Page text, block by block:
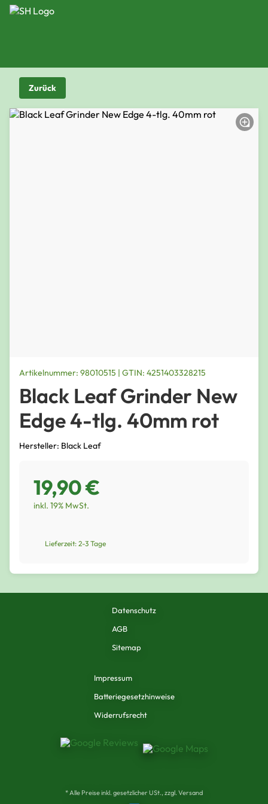
Zurück
Artikelnummer: 98010515 | GTIN: 4251403328215
Black Leaf Grinder New
Edge 4-tlg. 40mm rot
Hersteller: Black Leaf
19,90 €
inkl. 19% MwSt.
Lieferzeit: 2-3 Tage
Datenschutz
AGB
Sitemap
Impressum
Batteriegesetzhinweise
Widerrufsrecht
* Alle Preise inkl. gesetzlicher USt., zzgl. Versand